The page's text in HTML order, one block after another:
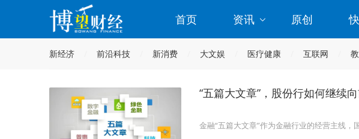
首页 资讯 原创
新经济 前沿科技 新消费 大文娱 医疗健康 互联网
“五篇大文章”，股份行如何继续向
金融“五篇大文章”作为金融行业的经营主线，